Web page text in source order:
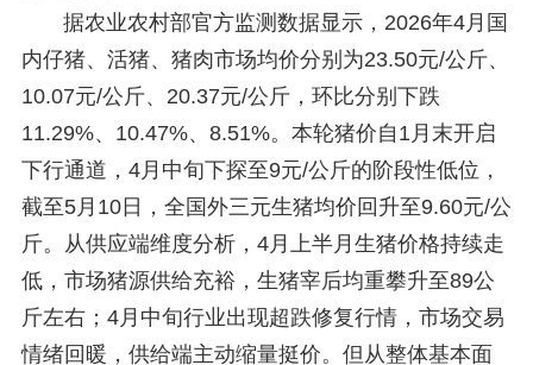
据农业农村部官方监测数据显示，2026年4月国
内仔猪、活猪、猪肉市场均价分别为23.50元/公斤、
10.07元/公斤、20.37元/公斤，环比分别下跌
11.29%、10.47%、8.51%。本轮猪价自1月末开启
下行通道，4月中旬下探至9元/公斤的阶段性低位，
截至5月10日，全国外三元生猪均价回升至9.60元/公
斤。从供应端维度分析，4月上半月生猪价格持续走
低，市场猪源供给充裕，生猪宰后均重攀升至89公
斤左右；4月中旬行业出现超跌修复行情，市场交易
情绪回暖，供给端主动缩量挺价。但从整体基本面